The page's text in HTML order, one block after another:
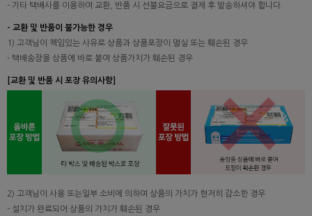
- 기타 택배사를 이용하여 교환, 반품 시 선불요금으로 결제 후 발송하셔야 합니다.
- 교환 및 반품이 불가능한 경우
1) 고객님이 책임있는 사유로 상품과 상품포장이 멸실 또는 훼손된 경우
- 택배송장을 상품에 바로 붙여 상품가치가 훼손된 경우
[교환 및 반품 시 포장 유의사항]
2) 고객님이 사용 또는일부 소비에 의하여 상품의 가치가 현저히 감소한 경우
- 설치가 완료되어 상품의 가치가 훼손된 경우